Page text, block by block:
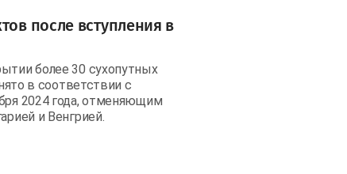
после вступления в
более 30 сухопутных
в соответствии с
2024 года, отменяющим
и Венгрией.